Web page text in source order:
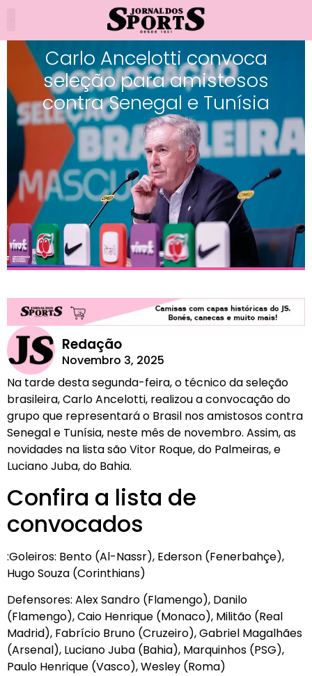
Carlo Ancelotti convoca
seleção para amistosos
contra Senegal e Tunísia
Redação
Novembro 3, 2025
Na tarde desta segunda-feira, o técnico da seleção
brasileira, Carlo Ancelotti, realizou a convocação do
grupo que representará o Brasil nos amistosos contra
Senegal e Tunísia, neste mês de novembro. Assim, as
novidades na lista são Vitor Roque, do Palmeiras, e
Luciano Juba, do Bahia.
Confira a lista de
convocados
:Goleiros: Bento (Al-Nassr), Ederson (Fenerbahçe),
Hugo Souza (Corinthians)
Defensores: Alex Sandro (Flamengo), Danilo
(Flamengo), Caio Henrique (Monaco), Militão (Real
Madrid), Fabrício Bruno (Cruzeiro), Gabriel Magalhães
(Arsenal), Luciano Juba (Bahia), Marquinhos (PSG),
Paulo Henrique (Vasco), Wesley (Roma)